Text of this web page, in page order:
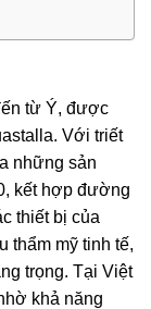
từ Ý, được
Với triết
những sản
kết hợp đường
thiết bị của
thẩm mỹ tinh tế,
trọng. Tại Việt
khả năng